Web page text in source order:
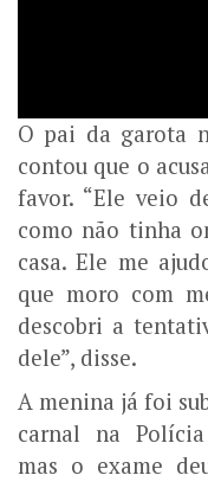
O pai da garota
contou que o
favor. “Ele veio
como não tinha
casa. Ele me
que moro com
descobri a
dele”, disse.
A menina já foi
carnal na
mas o exame